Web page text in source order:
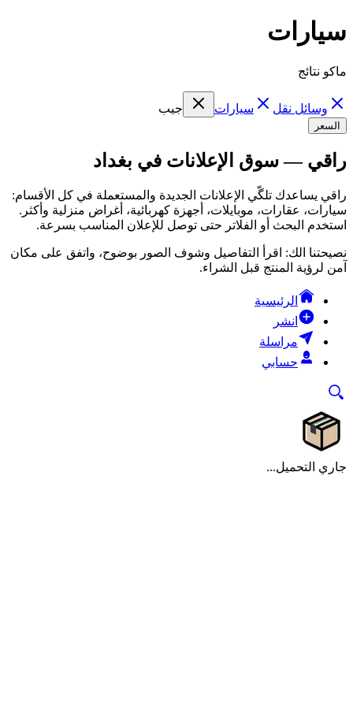
سيارات
ماكو نتائج
وسائل نقل سيارات جيب
السعر
راقي — سوق الإعلانات في بغداد
راقي يساعدك تلگّي الإعلانات الجديدة والمستعملة في كل الأقسام:
سيارات، عقارات، موبايلات، أجهزة كهربائية، أغراض منزلية وأكثر.
استخدم البحث أو الفلاتر حتى توصل للإعلان المناسب بسرعة.
نصيحتنا الك: اقرأ التفاصيل وشوف الصور بوضوح، واتفق على مكان
آمن لرؤية المنتج قبل الشراء.
الرئيسية
انشر
مراسلة
حسابي
جاري التحميل...